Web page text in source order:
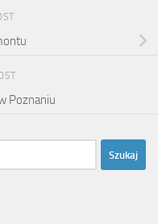
Poznaniu